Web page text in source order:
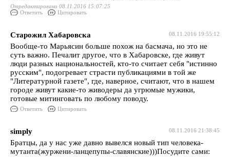
Отредактировано 08.11.2016 15:07:25
Ответить
Цитировать
08.11.2016 19:55:12
Старожил Хабаровска
Вообще-то Марьясин больше похож на басмача, но это не
суть важно. Печалит другое, что в Хабаровске, где живут
люди разных национальностей, кто-то считает себя "истинно
русским", подогревает страсти публикациями в той же
"Литературной газете", где, наверное, считают, что в нашем
городе живут какие-то живодеры да угрюмые мужики,
готовые митинговать по любому поводу.
Ответить Цитировать
08.11.2016 21:38:45
simply
Братцы, да у нас уже давно вывелся новый тип человека-
мутанта(журжени-ланцепупы-славянские)))Посудите сами: